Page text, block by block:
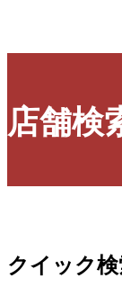
店舗検
クイック